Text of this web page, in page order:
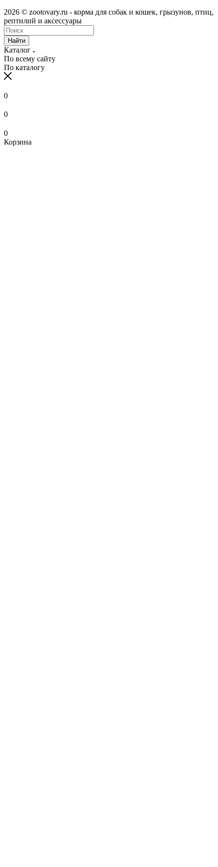
2026 © zootovary.ru - корма для собак и кошек, грызунов, птиц,
рептилий и аксессуары
Найти
Каталог
По всему сайту
По каталогу
0
0
0
Корзина